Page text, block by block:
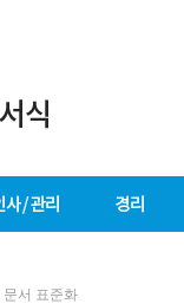
문서 표준화